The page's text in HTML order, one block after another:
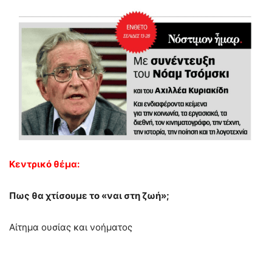
Κεντρικό θέμα:
Πως θα χτίσουμε το «ναι στη ζωή»;
Αίτημα ουσίας και νοήματος